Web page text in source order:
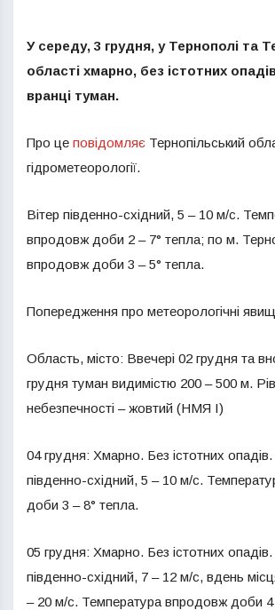
У середу, 3 грудня, у Тернополі та
області хмарно, без істотних
вранці туман.
Про це повідомляє Тернопільський
гідрометеорології.
Вітер південно-східний, 5 – 10 м/с.
впродовж доби 2 – 7° тепла; по м.
впродовж доби 3 – 5° тепла.
Попередження про метеорологічні
Область, місто: Ввечері 02 грудня та
грудня туман видимістю 200 – 500 м.
небезпечності – жовтий (НМЯ І)
04 грудня: Хмарно. Без істотних опадів.
південно-східний, 5 – 10 м/с.
доби 3 – 8° тепла.
05 грудня: Хмарно. Без істотних опадів.
південно-східний, 7 – 12 м/с, вдень
– 20 м/с. Температура впродовж доби 4